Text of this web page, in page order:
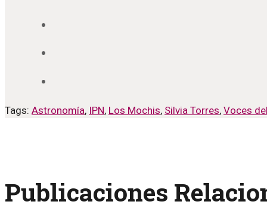
Tags: Astronomía, IPN, Los Mochis, Silvia Torres, Voces
Publicaciones